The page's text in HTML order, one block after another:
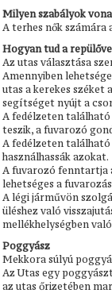
Milyen szabályok
A terhes nők számára
Hogyan tud a
Az utas választása
Amennyiben
utas a kerekes széket
segítséget nyújt a
A fedélzeten található
teszik, a fuvarozó
A fedélzeten található
használhassák azokat.
A fuvarozó fenntartja
lehetséges a
A légi járművön
üléshez való
mellékhelységben
Poggyász
Mekkora súlyú
Az Utas egy
az utas őrizetében